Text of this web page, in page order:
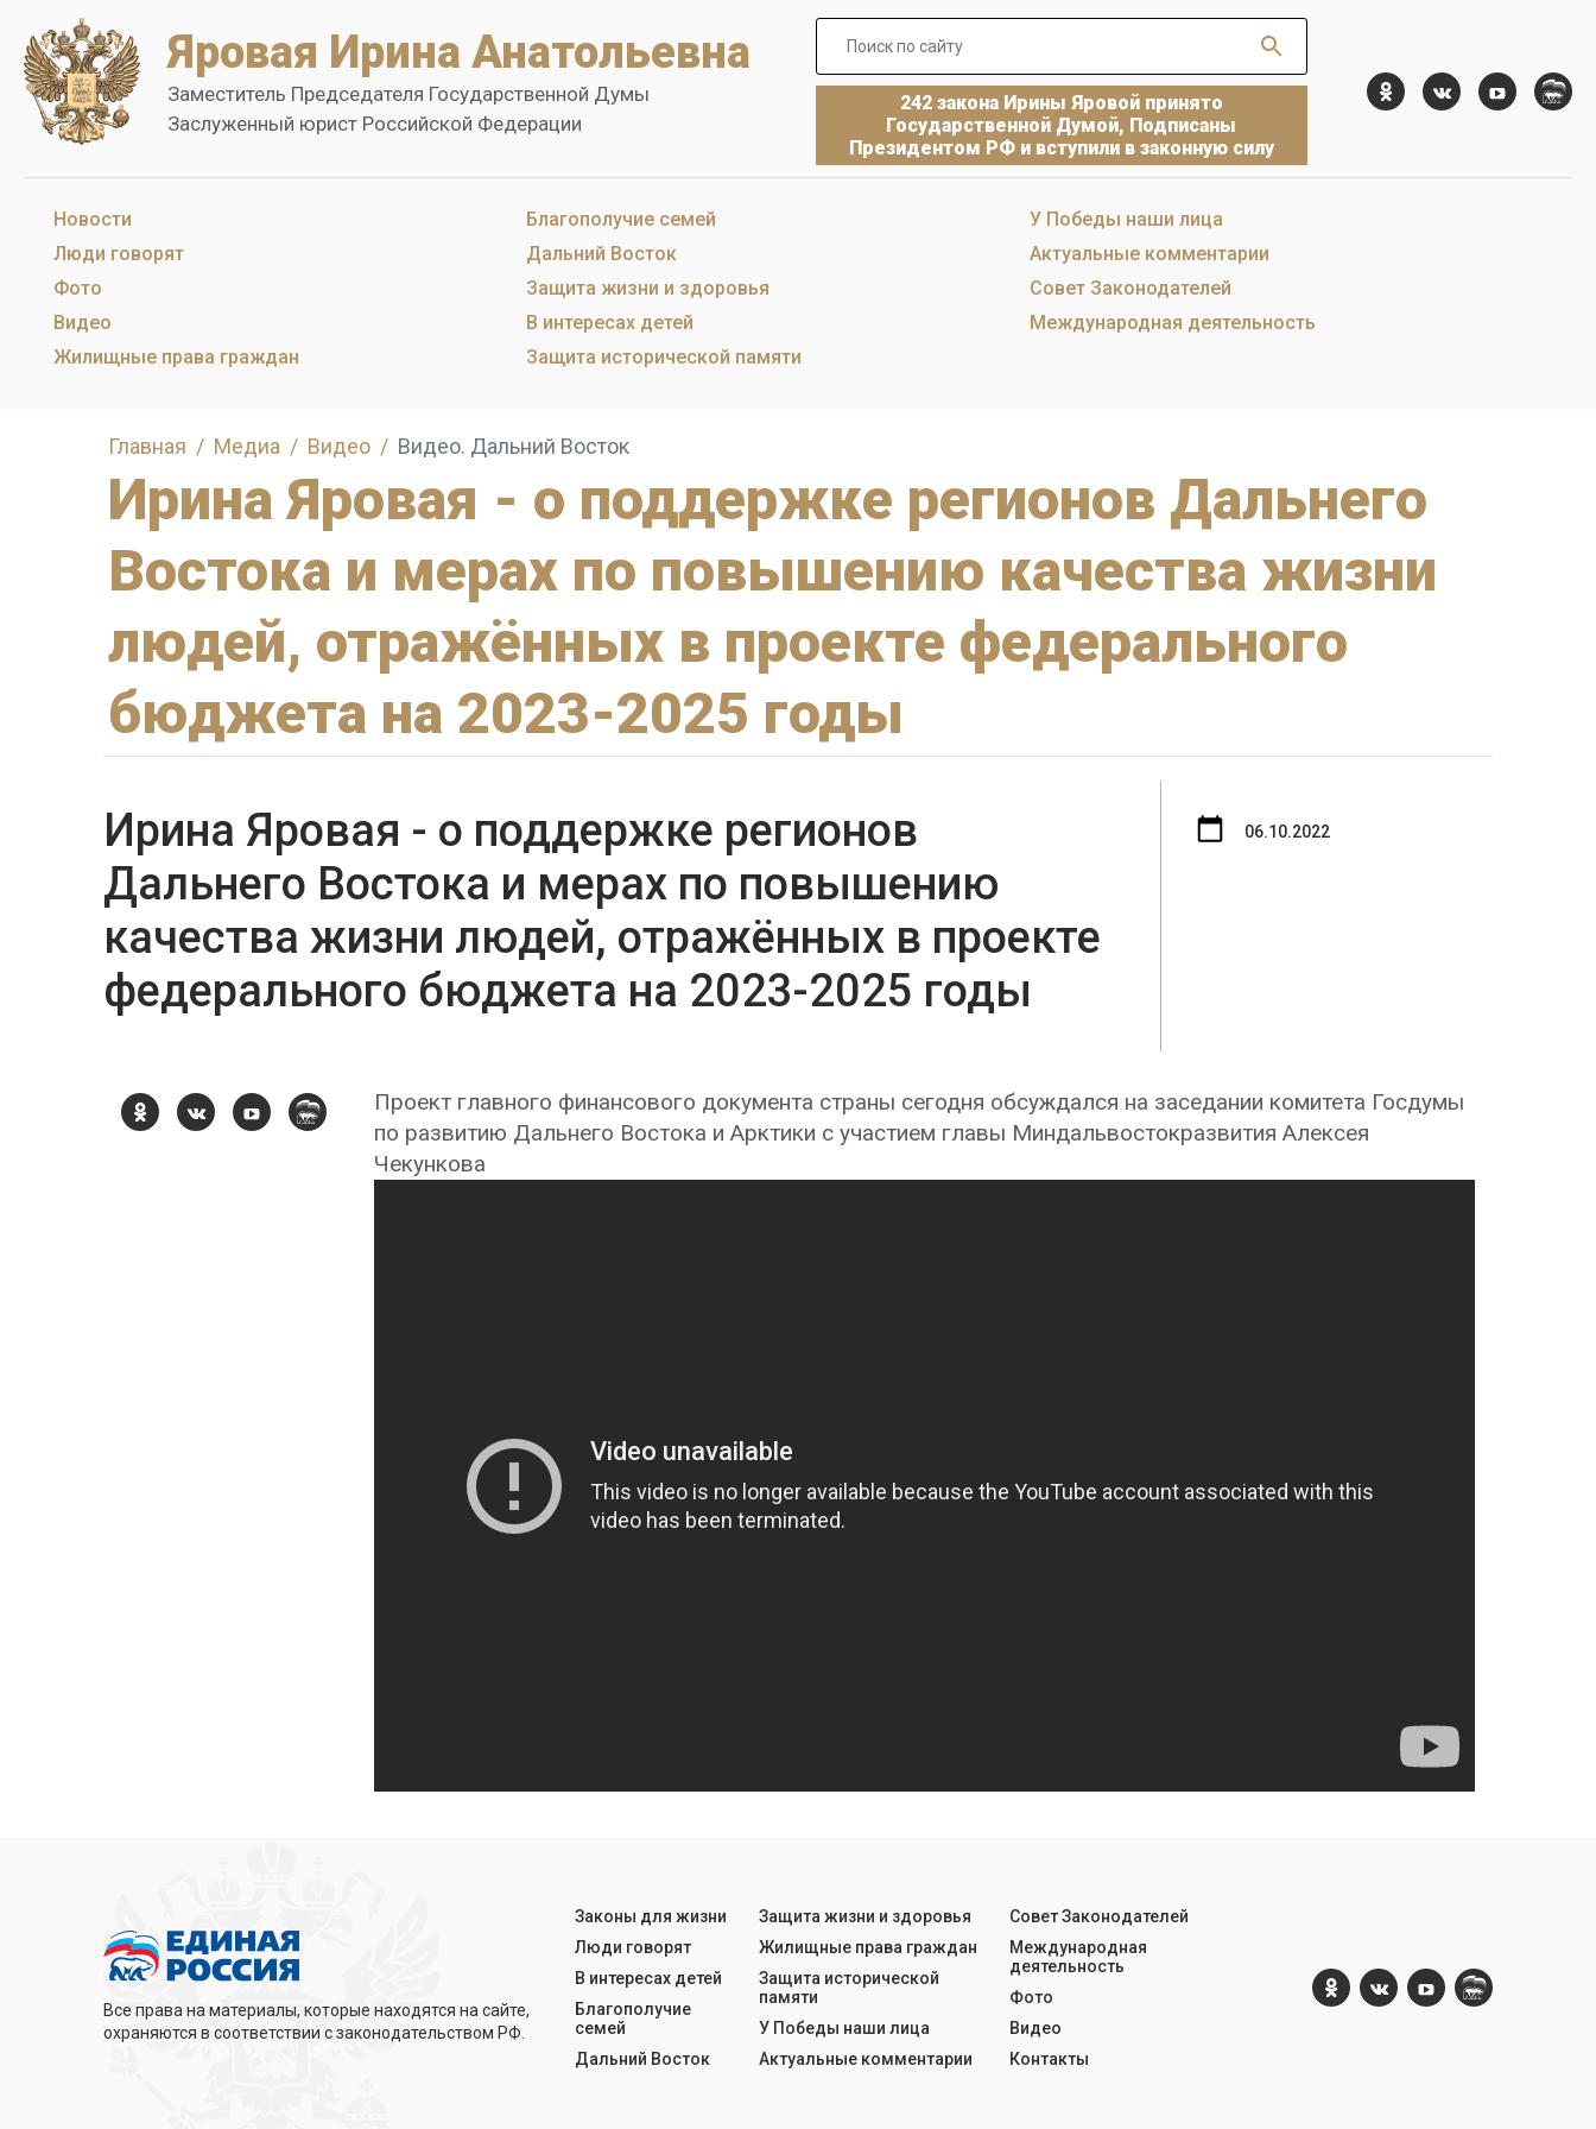
Яровая Ирина Анатольевна
Заместитель Председателя Государственной Думы
Заслуженный юрист Российской Федерации
242 закона Ирины Яровой принято
Государственной Думой, Подписаны
Президентом РФ и вступили в законную силу
Новости
Люди говорят
Фото
Видео
Жилищные права граждан
Благополучие семей
Дальний Восток
Защита жизни и здоровья
В интересах детей
Защита исторической памяти
У Победы наши лица
Актуальные комментарии
Совет Законодателей
Международная деятельность
Главная Медиа Видео Видео. Дальний Восток
Ирина Яровая - о поддержке регионов Дальнего
Востока и мерах по повышению качества жизни
людей, отражённых в проекте федерального
бюджета на 2023-2025 годы
Ирина Яровая - о поддержке регионов
Дальнего Востока и мерах по повышению
качества жизни людей, отражённых в проекте
федерального бюджета на 2023-2025 годы
06.10.2022
Проект главного финансового документа страны сегодня обсуждался на заседании комитета Госдумы
по развитию Дальнего Востока и Арктики с участием главы Миндальвостокразвития Алексея
Чекункова
Все права на материалы, которые находятся на сайте,
охраняются в соответствии с законодательством РФ.
Законы для жизни
Люди говорят
В интересах детей
Благополучие
семей
Дальний Восток
Защита жизни и здоровья
Жилищные права граждан
Защита исторической
памяти
У Победы наши лица
Актуальные комментарии
Совет Законодателей
Международная
деятельность
Фото
Видео
Контакты